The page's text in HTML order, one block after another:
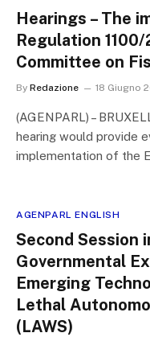
Hearings – The
Regulation
Committee on
By Redazione 18 Giugno
(AGENPARL) –
hearing would provide
implementation of the
AGENPARL ENGLISH
Second Session
Governmental
Emerging
Lethal
(LAWS)